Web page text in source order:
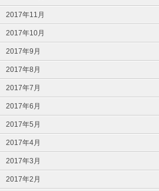
2017年11月
2017年10月
2017年9月
2017年8月
2017年7月
2017年6月
2017年5月
2017年4月
2017年3月
2017年2月